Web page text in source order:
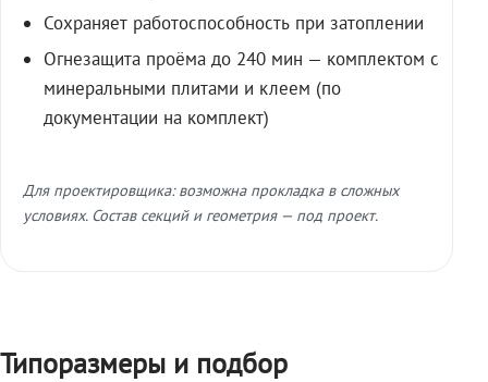
Сохраняет работоспособность при затоплении
Огнезащита проёма до 240 мин — комплектом с
минеральными плитами и клеем (по
документации на комплект)
Для проектировщика: возможна прокладка в сложных
условиях. Состав секций и геометрия — под проект.
Типоразмеры и подбор